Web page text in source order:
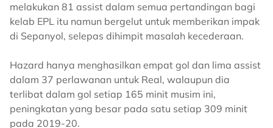
melakukan 81 assist dalam semua pertandingan bagi
kelab EPL itu namun bergelut untuk memberikan impak
di Sepanyol, selepas dihimpit masalah kecederaan.
Hazard hanya menghasilkan empat gol dan lima assist
dalam 37 perlawanan untuk Real, walaupun dia
terlibat dalam gol setiap 165 minit musim ini,
peningkatan yang besar pada satu setiap 309 minit
pada 2019-20.